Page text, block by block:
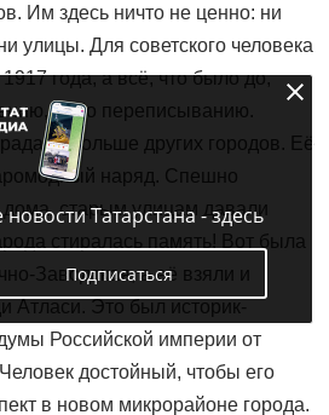
Им здесь ничто не ценно: ни
улицы. Для советского человека
года, а всё, что было до,
либо переписыванию.
больше других городов. Её
наряд. Спешно
дома, старым улицам давали
стиралась память! Вот была
Заводская, а её взяли и
Атласи. Это был историк-
Российской империи от
достойный, чтобы его
в новом микрорайоне города.
новости Татарстана - здесь
Подписаться